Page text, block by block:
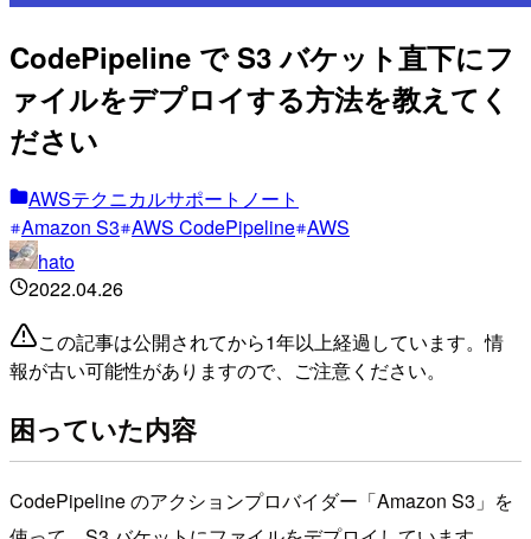
CodePipeline で S3 バケット直下にフ
ァイルをデプロイする方法を教えてく
ださい
AWSテクニカルサポートノート
Amazon S3 AWS CodePipeline AWS
hato
2022.04.26
この記事は公開されてから1年以上経過しています。情
報が古い可能性がありますので、ご注意ください。
困っていた内容
CodePipeline のアクションプロバイダー「Amazon S3」を